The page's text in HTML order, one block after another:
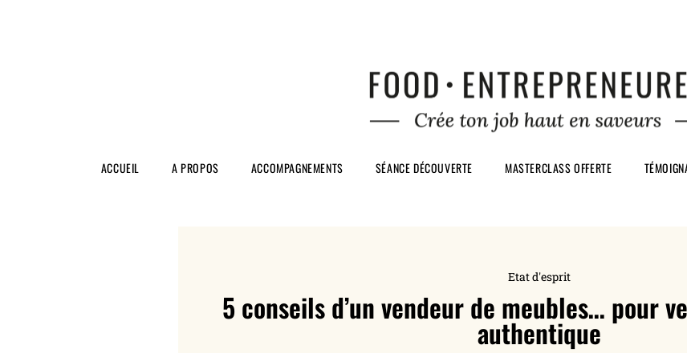
ACCUEIL A PROPOS ACCOMPAGNEMENTS SÉANCE DÉCOUVERTE MASTERCLASS OFFERTE
Etat d'esprit
5 conseils d’un vendeur de meubles… pour
authentique